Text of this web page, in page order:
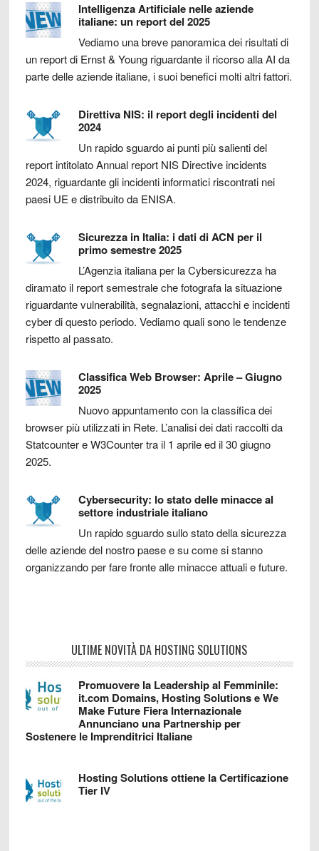
Intelligenza Artificiale nelle aziende
italiane: un report del 2025
Vediamo una breve panoramica dei risultati di
un report di Ernst & Young riguardante il ricorso alla AI da
parte delle aziende italiane, i suoi benefici molti altri fattori.
Direttiva NIS: il report degli incidenti del
2024
Un rapido sguardo ai punti più salienti del
report intitolato Annual report NIS Directive incidents
2024, riguardante gli incidenti informatici riscontrati nei
paesi UE e distribuito da ENISA.
Sicurezza in Italia: i dati di ACN per il
primo semestre 2025
L’Agenzia italiana per la Cybersicurezza ha
diramato il report semestrale che fotografa la situazione
riguardante vulnerabilità, segnalazioni, attacchi e incidenti
cyber di questo periodo. Vediamo quali sono le tendenze
rispetto al passato.
Classifica Web Browser: Aprile – Giugno
2025
Nuovo appuntamento con la classifica dei
browser più utilizzati in Rete. L’analisi dei dati raccolti da
Statcounter e W3Counter tra il 1 aprile ed il 30 giugno
2025.
Cybersecurity: lo stato delle minacce al
settore industriale italiano
Un rapido sguardo sullo stato della sicurezza
delle aziende del nostro paese e su come si stanno
organizzando per fare fronte alle minacce attuali e future.
ULTIME NOVITÀ DA HOSTING SOLUTIONS
Promuovere la Leadership al Femminile:
it.com Domains, Hosting Solutions e We
Make Future Fiera Internazionale
Annunciano una Partnership per
Sostenere le Imprenditrici Italiane
Hosting Solutions ottiene la Certificazione
Tier IV